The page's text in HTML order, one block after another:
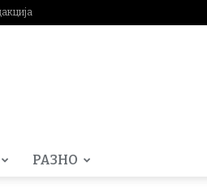
РАЗНО